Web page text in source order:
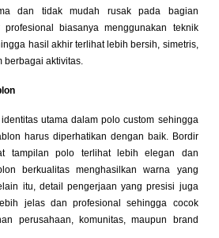
dan tidak mudah rusak pada bagian
biasanya menggunakan teknik
hasil akhir terlihat lebih bersih, simetris,
berbagai aktivitas.
utama dalam polo custom sehingga
harus diperhatikan dengan baik. Bordir
tampilan polo terlihat lebih elegan dan
berkualitas menghasilkan warna yang
itu, detail pengerjaan yang presisi juga
jelas dan profesional sehingga cocok
perusahaan, komunitas, maupun brand